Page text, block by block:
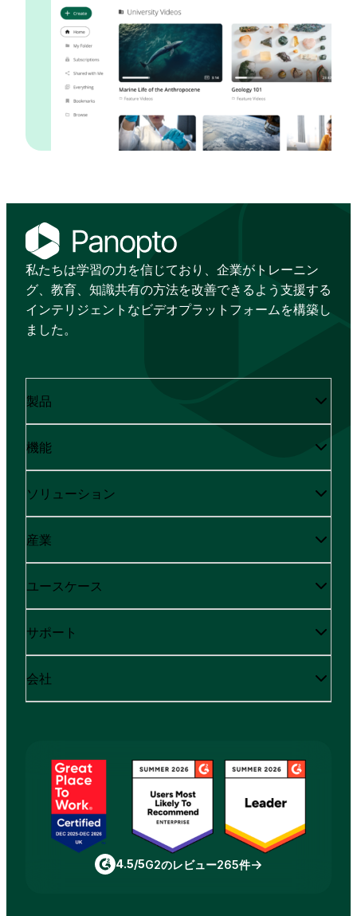
私たちは学習の力を信じており、企業がトレーニン
グ、教育、知識共有の方法を改善できるよう支援する
インテリジェントなビデオプラットフォームを構築し
ました。
製品
機能
ソリューション
産業
ユースケース
サポート
会社
4.5/5G2のレビュー265件